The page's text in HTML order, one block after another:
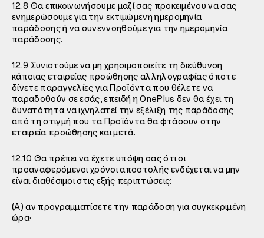
12.8 Θα επικοινωνήσουμε μαζί σας προκειμένου να σας
ενημερώσουμε για την εκτιμώμενη ημερομηνία
παράδοσης ή να συνεννοηθούμε για την ημερομηνία
παράδοσης.
12.9 Συνιστούμε να μη χρησιμοποιείτε τη διεύθυνση
κάποιας εταιρείας προώθησης αλληλογραφίας όποτε
δίνετε παραγγελίες για Προϊόντα που θέλετε να
παραδοθούν σε εσάς, επειδή η OnePlus δεν θα έχει τη
δυνατότητα να ιχνηλατεί την εξέλιξη της παράδοσης
από τη στιγμή που τα Προϊόντα θα φτάσουν στην
εταιρεία προώθησης και μετά.
12.10 Θα πρέπει να έχετε υπόψη σας ότι οι
προαναφερόμενοι χρόνοι αποστολής ενδέχεται να μην
είναι διαθέσιμοι στις εξής περιπτώσεις:
(A) αν προγραμματίσετε την παράδοση για συγκεκριμένη
ώρα·